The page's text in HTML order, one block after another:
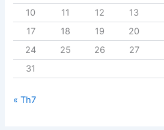
10
11 12 13
17
18 19 20
24
25 26 27
31
« Th7